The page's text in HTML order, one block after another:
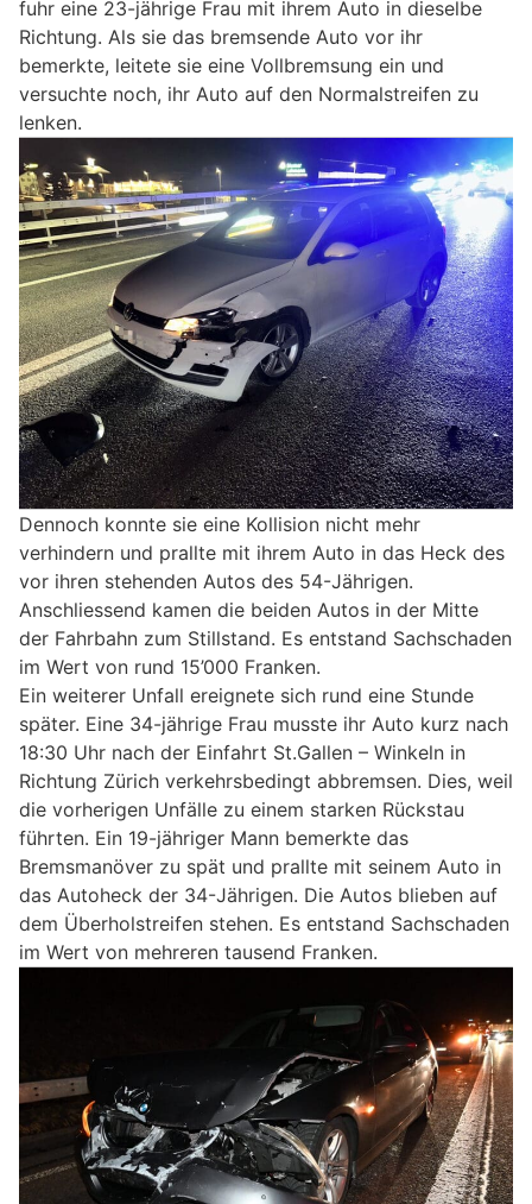
fuhr eine 23-jährige Frau mit ihrem Auto in dieselbe
Richtung. Als sie das bremsende Auto vor ihr
bemerkte, leitete sie eine Vollbremsung ein und
versuchte noch, ihr Auto auf den Normalstreifen zu
lenken.
Dennoch konnte sie eine Kollision nicht mehr
verhindern und prallte mit ihrem Auto in das Heck des
vor ihren stehenden Autos des 54-Jährigen.
Anschliessend kamen die beiden Autos in der Mitte
der Fahrbahn zum Stillstand. Es entstand Sachschaden
im Wert von rund 15’000 Franken.
Ein weiterer Unfall ereignete sich rund eine Stunde
später. Eine 34-jährige Frau musste ihr Auto kurz nach
18:30 Uhr nach der Einfahrt St.Gallen – Winkeln in
Richtung Zürich verkehrsbedingt abbremsen. Dies, weil
die vorherigen Unfälle zu einem starken Rückstau
führten. Ein 19-jähriger Mann bemerkte das
Bremsmanöver zu spät und prallte mit seinem Auto in
das Autoheck der 34-Jährigen. Die Autos blieben auf
dem Überholstreifen stehen. Es entstand Sachschaden
im Wert von mehreren tausend Franken.